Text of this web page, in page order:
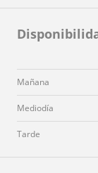
Mañana
Mediodía
Tarde